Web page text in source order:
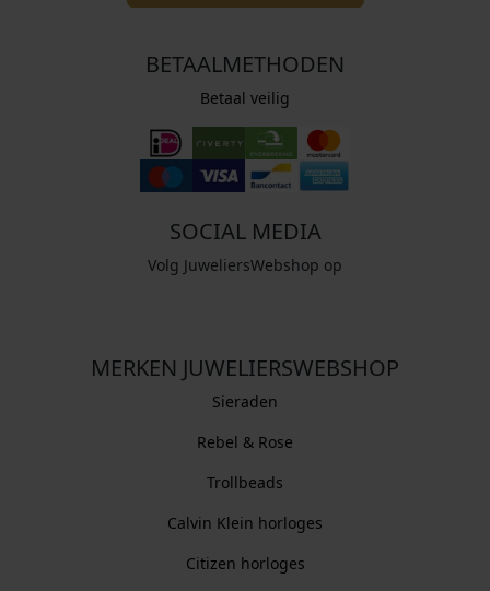
BETAALMETHODEN
Betaal veilig
SOCIAL MEDIA
Volg JuweliersWebshop op
MERKEN JUWELIERSWEBSHOP
Sieraden
Rebel & Rose
Trollbeads
Calvin Klein horloges
Citizen horloges